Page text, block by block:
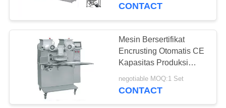
Mesin Pengemas
Permen
83
CONTACT
Mesin Bersertifikat
Encrusting Otomatis CE
Kapasitas Produksi
Besar
negotiable MOQ:1 Set
CONTACT